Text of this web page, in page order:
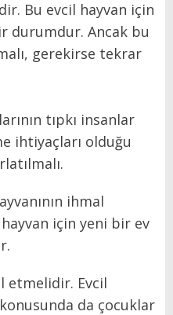
Bu evcil hayvan için
durumdur. Ancak bu
gerekirse tekrar
verilmeli.
tıpkı insanlar
ihtiyaçları olduğu
ihmal
için yeni bir ev
etmelidir. Evcil
da çocuklar